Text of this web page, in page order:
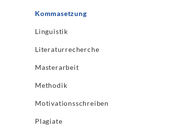
Kommasetzung
Linguistik
Literaturrecherche
Masterarbeit
Methodik
Motivationsschreiben
Plagiate